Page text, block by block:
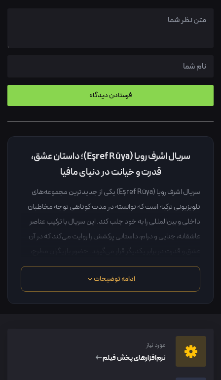
سریال اشرف رویا (Eşref Rüya)؛ داستان عشق،
قدرت و خیانت در دنیای مافیا
سریال اشرف رویا (Eşref Rüya) یکی از جدیدترین مجموعه‌های
تلویزیونی ترکیه است که توانسته در مدت کوتاهی توجه مخاطبان
داخلی و بین‌المللی را به خود جلب کند. این سریال با ترکیب عناصر
عاشقانه، جنایی و درام، داستانی پرکشش را روایت می‌کند که در آن
عشق و قدرت در برابر یکدیگر قرار می‌گیرند. حضور بازیگران مطرح،
داستان پیچیده و فضاسازی حرفه‌ای باعث شده اشرف رویا به یکی از
پربحث‌ترین سریال‌های ترکی سال تبدیل شود.
در این مقاله به معرفی کامل سریال Eşref Rüya، خلاصه داستان،
ادامه توضیحات
مورد نیاز
نرم‌افزار‌های پخش فیلم